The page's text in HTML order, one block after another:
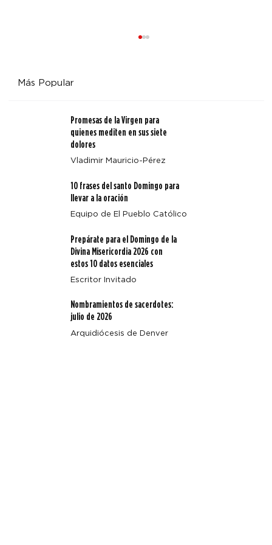
Cuatro enseñanzas clave de Magnifica Humanitas
Más Popular
Promesas de la Virgen para
quienes mediten en sus siete
dolores
Vladimir Mauricio-Pérez
10 frases del santo Domingo para
llevar a la oración
Equipo de El Pueblo Católico
Prepárate para el Domingo de la
Divina Misericordia 2026 con
estos 10 datos esenciales
Escritor Invitado
Nombramientos de sacerdotes:
julio de 2026
Arquidiócesis de Denver